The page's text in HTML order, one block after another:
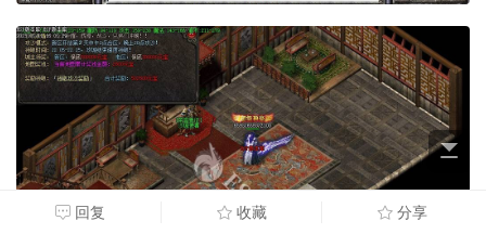
回复 收藏 分享